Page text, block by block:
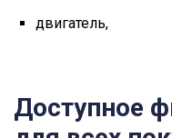
двигатель,
Доступное